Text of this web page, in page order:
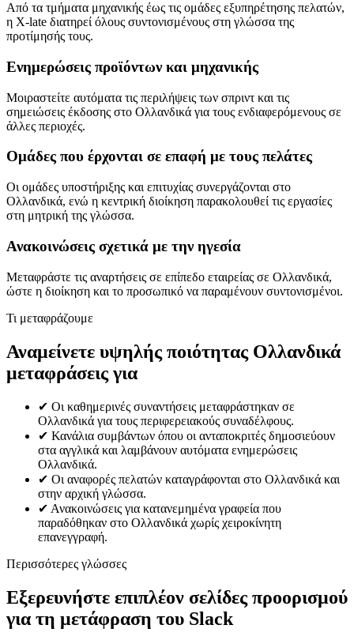
Από τα τμήματα μηχανικής έως τις ομάδες εξυπηρέτησης πελατών,
η X-late διατηρεί όλους συντονισμένους στη γλώσσα της
προτίμησής τους.
Ενημερώσεις προϊόντων και μηχανικής
Μοιραστείτε αυτόματα τις περιλήψεις των σπριντ και τις
σημειώσεις έκδοσης στο Ολλανδικά για τους ενδιαφερόμενους σε
άλλες περιοχές.
Ομάδες που έρχονται σε επαφή με τους πελάτες
Οι ομάδες υποστήριξης και επιτυχίας συνεργάζονται στο
Ολλανδικά, ενώ η κεντρική διοίκηση παρακολουθεί τις εργασίες
στη μητρική της γλώσσα.
Ανακοινώσεις σχετικά με την ηγεσία
Μεταφράστε τις αναρτήσεις σε επίπεδο εταιρείας σε Ολλανδικά,
ώστε η διοίκηση και το προσωπικό να παραμένουν συντονισμένοι.
Τι μεταφράζουμε
Αναμείνετε υψηλής ποιότητας Ολλανδικά
μεταφράσεις για
✔ Οι καθημερινές συναντήσεις μεταφράστηκαν σε
Ολλανδικά για τους περιφερειακούς συναδέλφους.
✔ Κανάλια συμβάντων όπου οι ανταποκριτές δημοσιεύουν
στα αγγλικά και λαμβάνουν αυτόματα ενημερώσεις
Ολλανδικά.
✔ Οι αναφορές πελατών καταγράφονται στο Ολλανδικά και
στην αρχική γλώσσα.
✔ Ανακοινώσεις για κατανεμημένα γραφεία που
παραδόθηκαν στο Ολλανδικά χωρίς χειροκίνητη
επανεγγραφή.
Περισσότερες γλώσσες
Εξερευνήστε επιπλέον σελίδες προορισμού
για τη μετάφραση του Slack